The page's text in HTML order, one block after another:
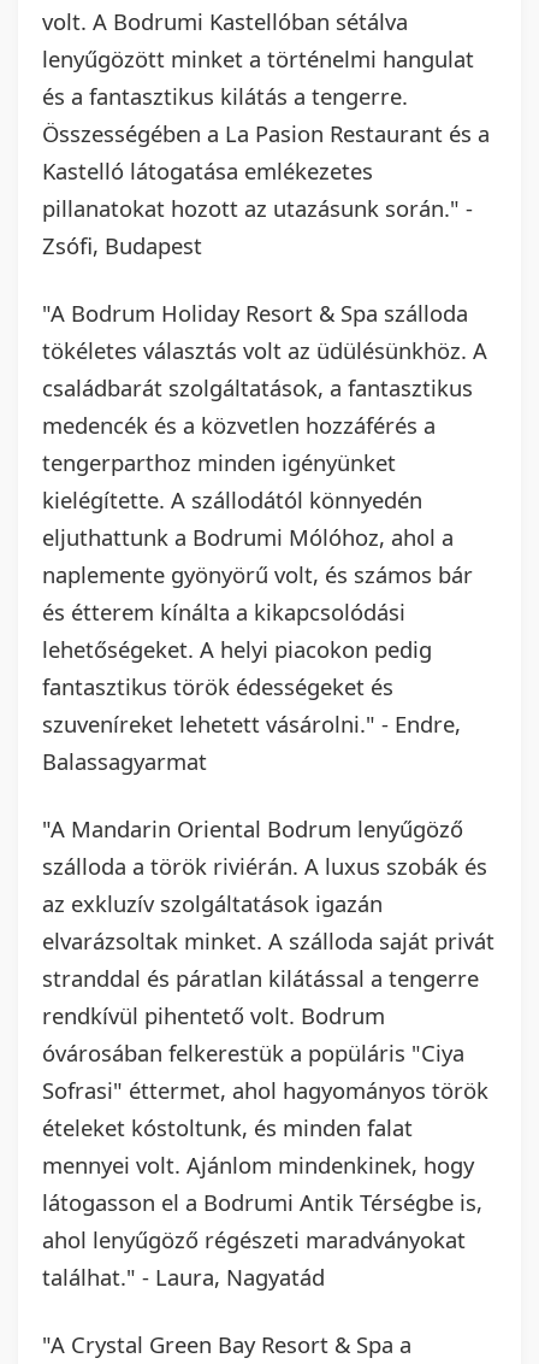
volt. A Bodrumi Kastellóban sétálva
lenyűgözött minket a történelmi hangulat
és a fantasztikus kilátás a tengerre.
Összességében a La Pasion Restaurant és a
Kastelló látogatása emlékezetes
pillanatokat hozott az utazásunk során." -
Zsófi, Budapest
"A Bodrum Holiday Resort & Spa szálloda
tökéletes választás volt az üdülésünkhöz. A
családbarát szolgáltatások, a fantasztikus
medencék és a közvetlen hozzáférés a
tengerparthoz minden igényünket
kielégítette. A szállodától könnyedén
eljuthattunk a Bodrumi Mólóhoz, ahol a
naplemente gyönyörű volt, és számos bár
és étterem kínálta a kikapcsolódási
lehetőségeket. A helyi piacokon pedig
fantasztikus török édességeket és
szuveníreket lehetett vásárolni." - Endre,
Balassagyarmat
"A Mandarin Oriental Bodrum lenyűgöző
szálloda a török riviérán. A luxus szobák és
az exkluzív szolgáltatások igazán
elvarázsoltak minket. A szálloda saját privát
stranddal és páratlan kilátással a tengerre
rendkívül pihentető volt. Bodrum
óvárosában felkerestük a popüláris "Ciya
Sofrasi" éttermet, ahol hagyományos török
ételeket kóstoltunk, és minden falat
mennyei volt. Ajánlom mindenkinek, hogy
látogasson el a Bodrumi Antik Térségbe is,
ahol lenyűgöző régészeti maradványokat
találhat." - Laura, Nagyatád
"A Crystal Green Bay Resort & Spa a